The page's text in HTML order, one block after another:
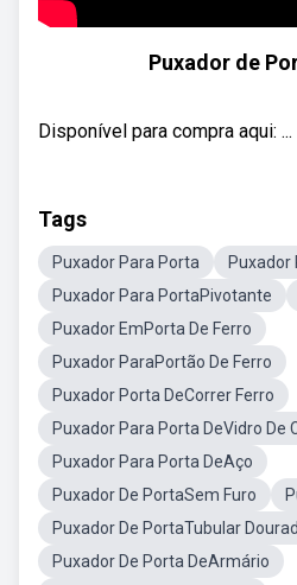
Puxador de
Disponível para compra aqui: ...
Tags
Puxador Para Porta
Puxador
Puxador Para PortaPivotante
Puxador EmPorta De Ferro
Puxador ParaPortão De Ferro
Puxador Porta DeCorrer Ferro
Puxador Para Porta DeVidro De
Puxador Para Porta DeAço
Puxador De PortaSem Furo
Puxador De PortaTubular
Puxador De Porta DeArmário